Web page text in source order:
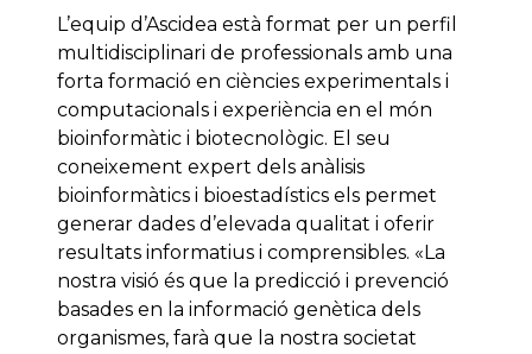
L’equip d’Ascidea està format per un perfil
multidisciplinari de professionals amb una
forta formació en ciències experimentals i
computacionals i experiència en el món
bioinformàtic i biotecnològic. El seu
coneixement expert dels anàlisis
bioinformàtics i bioestadístics els permet
generar dades d’elevada qualitat i oferir
resultats informatius i comprensibles. «La
nostra visió és que la predicció i prevenció
basades en la informació genètica dels
organismes, farà que la nostra societat